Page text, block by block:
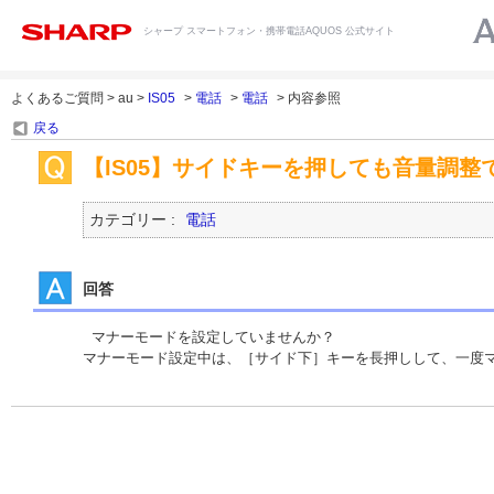
シャープ スマートフォン・携帯電話AQUOS 公式サイト
よくあるご質問 > au > IS05 > 電話 > 電話 > 内容参照
戻る
【IS05】サイドキーを押しても音量調整
カテゴリー : 電話
回答
マナーモードを設定していませんか？
マナーモード設定中は、［サイド下］キーを長押しして、一